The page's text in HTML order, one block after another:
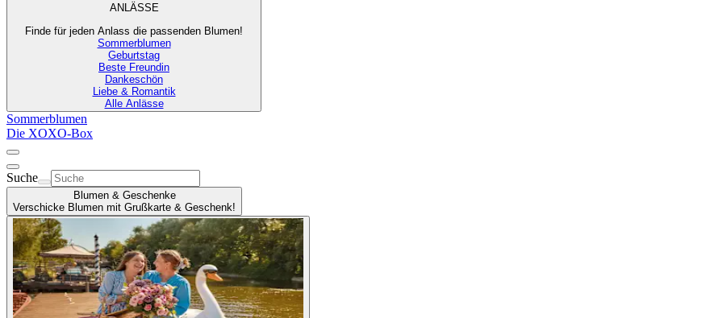
ANLÄSSE
Finde für jeden Anlass die passenden Blumen!
Sommerblumen
Geburtstag
Beste Freundin
Dankeschön
Liebe & Romantik
Alle Anlässe
Sommerblumen
Die XOXO-Box
Suche
Blumen & Geschenke
Verschicke Blumen mit Grußkarte & Geschenk!